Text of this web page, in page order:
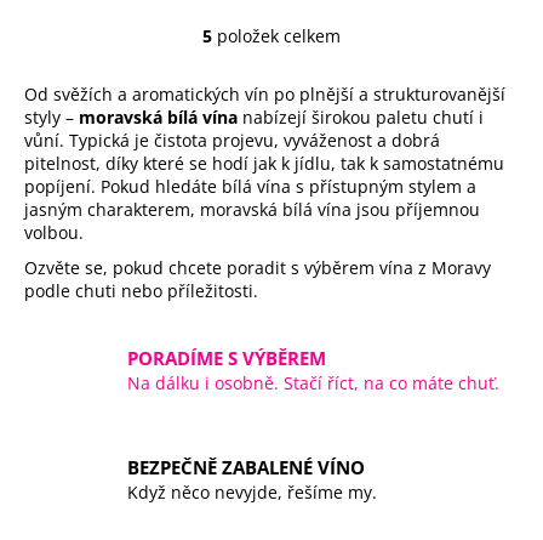
O
l
á
d
a
c
p
k
y
v
i
s
5 položek celkem
Od svěžích a aromatických vín po plnější a strukturovanější
styly – moravská bílá vína nabízejí širokou paletu chutí i
vůní. Typická je čistota projevu, vyváženost a dobrá
pitelnost, díky které se hodí jak k jídlu, tak k samostatnému
popíjení. Pokud hledáte bílá vína s přístupným stylem a
jasným charakterem, moravská bílá vína jsou příjemnou
volbou.
Ozvěte se, pokud chcete poradit s výběrem vína z Moravy
podle chuti nebo příležitosti.
PORADÍME S VÝBĚREM
Na dálku i osobně. Stačí říct, na co máte chuť.
BEZPEČNĚ ZABALENÉ VÍNO
Když něco nevyjde, řešíme my.